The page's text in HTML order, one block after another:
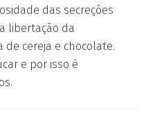
das secreções
libertação da
de cereja e chocolate.
e por isso é